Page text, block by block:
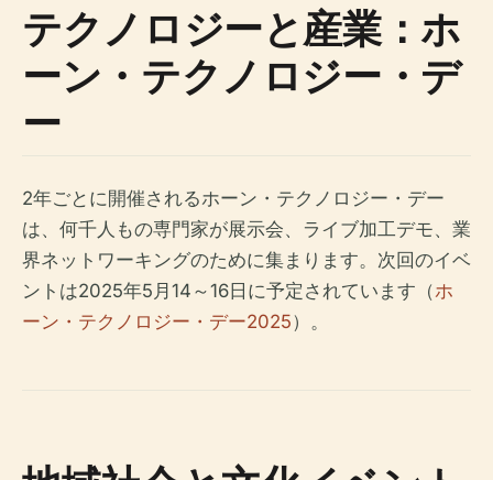
テクノロジーと産業：ホ
ーン・テクノロジー・デ
ー
2年ごとに開催されるホーン・テクノロジー・デー
は、何千人もの専門家が展示会、ライブ加工デモ、業
界ネットワーキングのために集まります。次回のイベ
ントは2025年5月14～16日に予定されています（ホ
ーン・テクノロジー・デー2025）。